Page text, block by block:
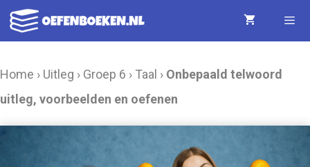
Ga
naar
Home › Uitleg › Groep 6 › Taal › Onbepaald telwoord
uitleg, voorbeelden en oefenen